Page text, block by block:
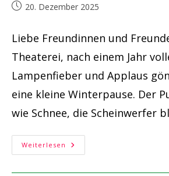
Beitrag20. Dezember 2025
Liebe Freundinnen und
Theaterei, nach einem Jahr
Lampenfieber und Applaus
eine kleine Winterpause. Der
wie Schnee, die Scheinwerfer
Weiterlesen Bühne
Frei